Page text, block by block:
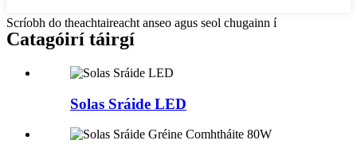
Scríobh do theachtaireacht anseo agus seol chugainn í
Catagóirí táirgí
Solas Sráide LED